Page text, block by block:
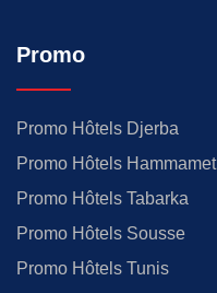
Promo
Promo Hôtels Djerba
Promo Hôtels Hammamet
Promo Hôtels Tabarka
Promo Hôtels Sousse
Promo Hôtels Tunis